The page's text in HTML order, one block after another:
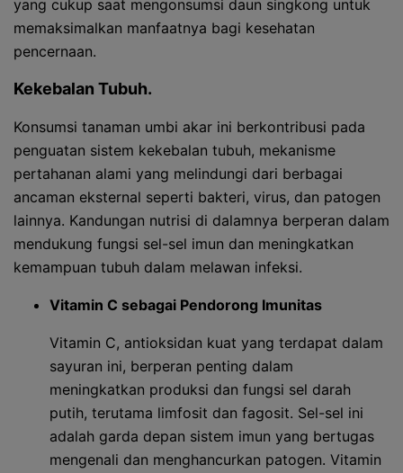
yang cukup saat mengonsumsi daun singkong untuk
memaksimalkan manfaatnya bagi kesehatan
pencernaan.
Kekebalan Tubuh.
Konsumsi tanaman umbi akar ini berkontribusi pada
penguatan sistem kekebalan tubuh, mekanisme
pertahanan alami yang melindungi dari berbagai
ancaman eksternal seperti bakteri, virus, dan patogen
lainnya. Kandungan nutrisi di dalamnya berperan dalam
mendukung fungsi sel-sel imun dan meningkatkan
kemampuan tubuh dalam melawan infeksi.
Vitamin C sebagai Pendorong Imunitas
Vitamin C, antioksidan kuat yang terdapat dalam
sayuran ini, berperan penting dalam
meningkatkan produksi dan fungsi sel darah
putih, terutama limfosit dan fagosit. Sel-sel ini
adalah garda depan sistem imun yang bertugas
mengenali dan menghancurkan patogen. Vitamin